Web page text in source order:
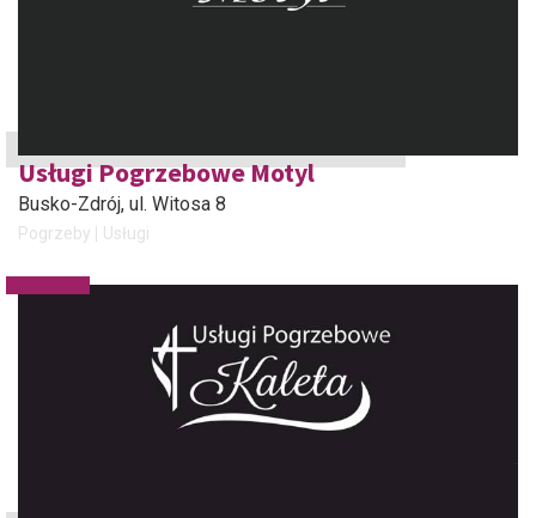
Usługi Pogrzebowe Motyl
Busko-Zdrój, ul. Witosa 8
Pogrzeby Usługi